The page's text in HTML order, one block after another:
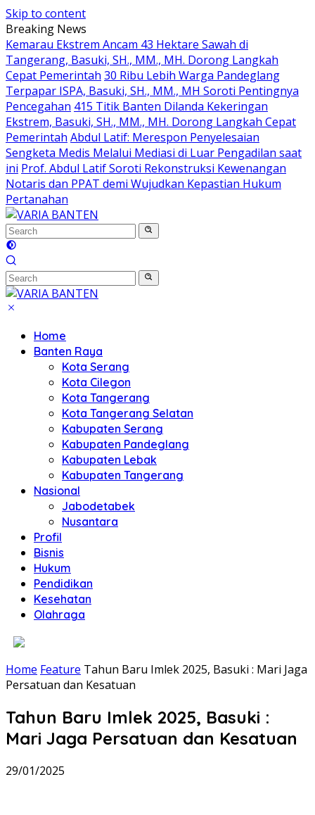
Skip to content
Breaking News
Kemarau Ekstrem Ancam 43 Hektare Sawah di
Tangerang, Basuki, SH., MM., MH. Dorong Langkah
Cepat Pemerintah 30 Ribu Lebih Warga Pandeglang
Terpapar ISPA, Basuki, SH., MM., MH Soroti Pentingnya
Pencegahan 415 Titik Banten Dilanda Kekeringan
Ekstrem, Basuki, SH., MM., MH. Dorong Langkah Cepat
Pemerintah Abdul Latif: Merespon Penyelesaian
Sengketa Medis Melalui Mediasi di Luar Pengadilan saat
ini Prof. Abdul Latif Soroti Rekonstruksi Kewenangan
Notaris dan PPAT demi Wujudkan Kepastian Hukum
Pertanahan
Home
Banten Raya
Kota Serang
Kota Cilegon
Kota Tangerang
Kota Tangerang Selatan
Kabupaten Serang
Kabupaten Pandeglang
Kabupaten Lebak
Kabupaten Tangerang
Nasional
Jabodetabek
Nusantara
Profil
Bisnis
Hukum
Pendidikan
Kesehatan
Olahraga
Home Feature Tahun Baru Imlek 2025, Basuki : Mari Jaga
Persatuan dan Kesatuan
Tahun Baru Imlek 2025, Basuki :
Mari Jaga Persatuan dan Kesatuan
29/01/2025